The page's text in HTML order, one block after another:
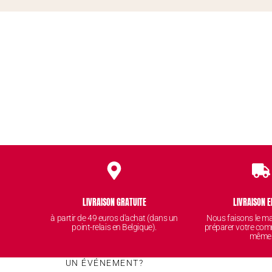
LIVRAISON GRATUITE
à partir de 49 euros d'achat (dans un
point-relais en Belgique).
LIVRAISON
Nous faisons le
préparer votre
même.
UN ÉVÉNEMENT?